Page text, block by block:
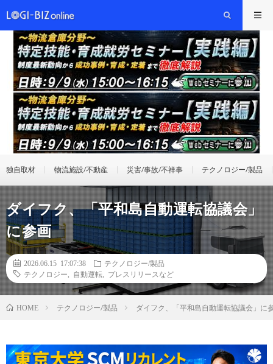
独自取材 物流施設/不動産 災害/事故/不祥事 テクノロジー/製品
ダイフク、「平和島自動運転協議会」
に参画
2026.06.15 17:07:38
テクノロジー/製品
テクノロジー
自動運転 プレスリリースなど
HOME テクノロジー/製品 ダイフク、「平和島自動運転協議会」に